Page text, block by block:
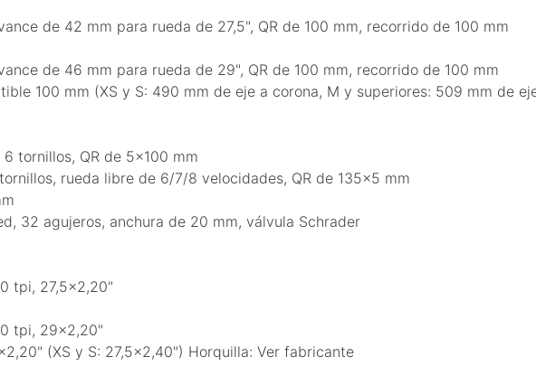
de 42 mm para rueda de 27,5", QR de 100 mm, recorrido de 100 mm
de 46 mm para rueda de 29", QR de 100 mm, recorrido de 100 mm
100 mm (XS y S: 490 mm de eje a corona, M y superiores: 509 mm de
tornillos, QR de 5x100 mm
rueda libre de 6/7/8 velocidades, QR de 135x5 mm
32 agujeros, anchura de 20 mm, válvula Schrader
tpi, 27,5x2,20"
tpi, 29x2,20"
(XS y S: 27,5x2,40") Horquilla: Ver fabricante